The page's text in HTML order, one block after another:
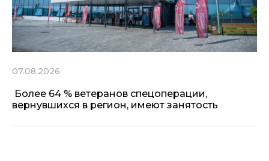
07.08.2026
Более 64 % ветеранов спецоперации,
вернувшихся в регион, имеют занятость